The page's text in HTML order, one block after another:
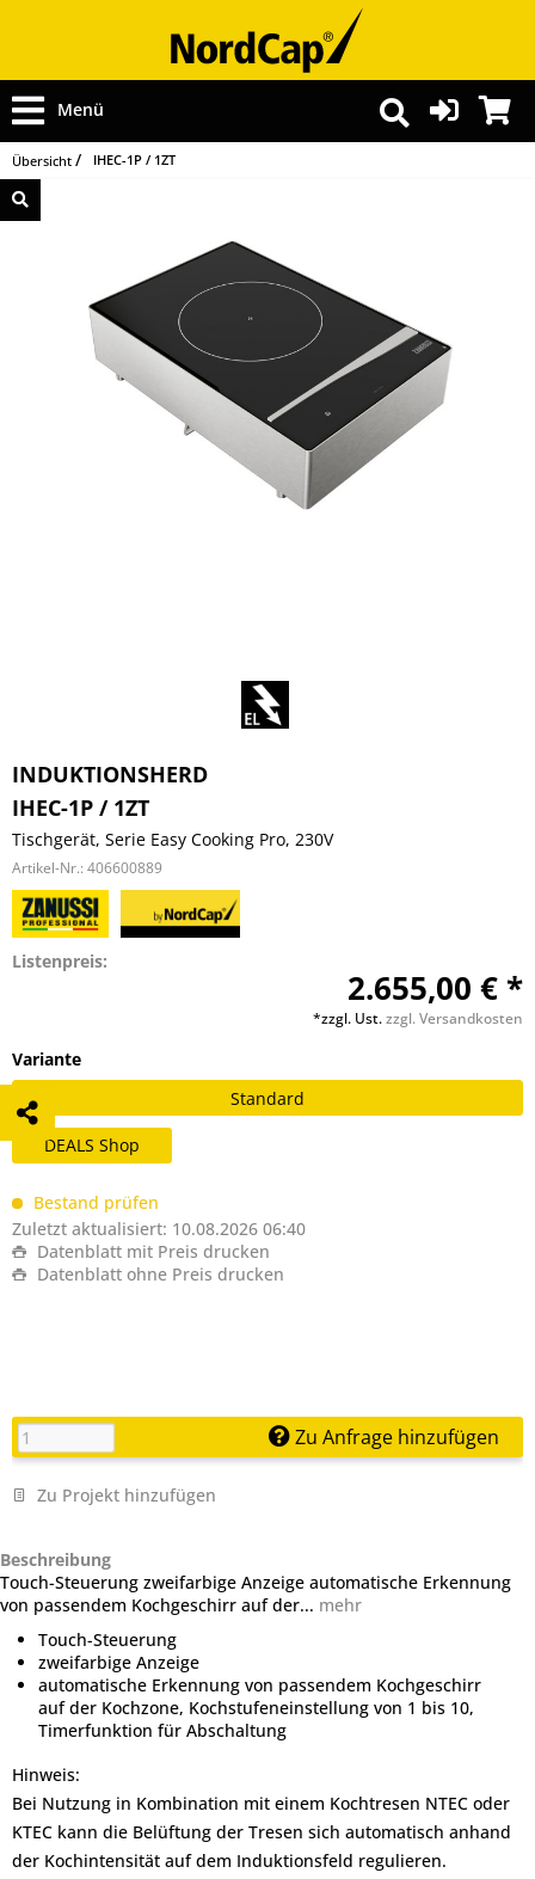
Menü
Übersicht IHEC-1P / 1ZT
INDUKTIONSHERD
IHEC-1P / 1ZT
Tischgerät, Serie Easy Cooking Pro, 230V
Artikel-Nr.: 406600889
Listenpreis:
2.655,00 € *
*zzgl. Ust.zzgl. Versandkosten
Variante
Standard
DEALS Shop
Bestand prüfen
Zuletzt aktualisiert: 10.08.2026 06:40
Datenblatt mit Preis drucken
Datenblatt ohne Preis drucken
Zu Anfrage hinzufügen
Zu Projekt hinzufügen
Beschreibung
Touch-Steuerung zweifarbige Anzeige automatische Erkennung
von passendem Kochgeschirr auf der... mehr
Touch-Steuerung
zweifarbige Anzeige
automatische Erkennung von passendem Kochgeschirr
auf der Kochzone, Kochstufeneinstellung von 1 bis 10,
Timerfunktion für Abschaltung
Hinweis:
Bei Nutzung in Kombination mit einem Kochtresen NTEC oder
KTEC kann die Belüftung der Tresen sich automatisch anhand
der Kochintensität auf dem Induktionsfeld regulieren.